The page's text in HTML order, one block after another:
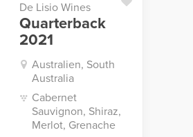
De Lisio Wines
Quarterback
2021
Australien, South
Australia
Cabernet
Sauvignon, Shiraz,
Merlot, Grenache